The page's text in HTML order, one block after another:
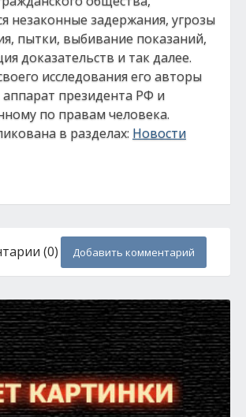
незаконные задержания, угрозы
пытки, выбивание показаний,
доказательств и так далее.
исследования его авторы
президента РФ и
по правам человека.
в разделах: Новости
(0) Добавить комментарий